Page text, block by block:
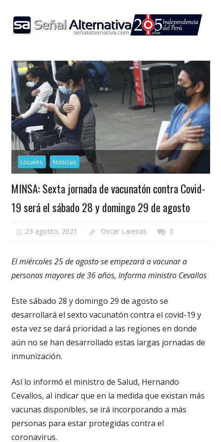
content
Locales Noticias
MINSA: Sexta jornada de vacunatón contra Covid-
19 será el sábado 28 y domingo 29 de agosto
23 agosto, 2021 Oscar Larenas 0
El miércoles 25 de agosto se empezará a vacunar a
personas mayores de 36 años, informa ministro Cevallos
Este sábado 28 y domingo 29 de agosto se
desarrollará el sexto vacunatón contra el covid-19 y
esta vez se dará prioridad a las regiones en donde
aún no se han desarrollado estas largas jornadas de
inmunización.
Así lo informó el ministro de Salud, Hernando
Cevallos, al indicar que en la medida que existan más
vacunas disponibles, se irá incorporando a más
personas para estar protegidas contra el
coronavirus.